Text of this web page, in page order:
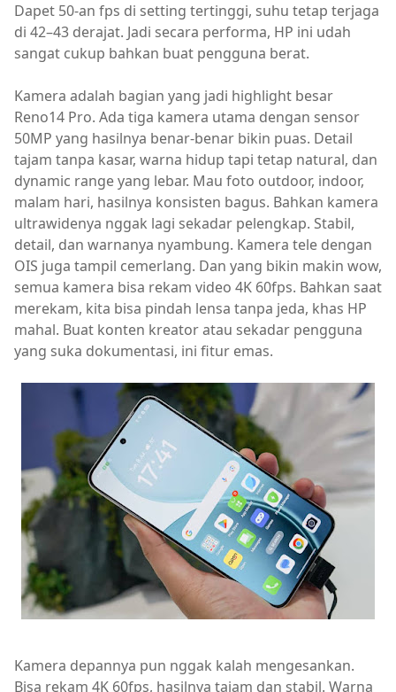
Dapet 50-an fps di setting tertinggi, suhu tetap terjaga
di 42–43 derajat. Jadi secara performa, HP ini udah
sangat cukup bahkan buat pengguna berat.
Kamera adalah bagian yang jadi highlight besar
Reno14 Pro. Ada tiga kamera utama dengan sensor
50MP yang hasilnya benar-benar bikin puas. Detail
tajam tanpa kasar, warna hidup tapi tetap natural, dan
dynamic range yang lebar. Mau foto outdoor, indoor,
malam hari, hasilnya konsisten bagus. Bahkan kamera
ultrawidenya nggak lagi sekadar pelengkap. Stabil,
detail, dan warnanya nyambung. Kamera tele dengan
OIS juga tampil cemerlang. Dan yang bikin makin wow,
semua kamera bisa rekam video 4K 60fps. Bahkan saat
merekam, kita bisa pindah lensa tanpa jeda, khas HP
mahal. Buat konten kreator atau sekadar pengguna
yang suka dokumentasi, ini fitur emas.
Kamera depannya pun nggak kalah mengesankan.
Bisa rekam 4K 60fps, hasilnya tajam dan stabil. Warna